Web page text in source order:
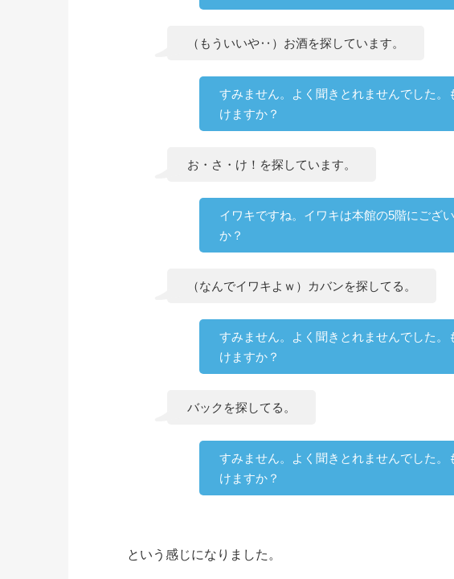
（もういいや‥）お酒を探しています。
すみません。よく聞きとれませんでした
けますか？
お・さ・け！を探しています。
イワキですね。イワキは本館の5階にござ
か？
（なんでイワキよｗ）カバンを探してる。
すみません。よく聞きとれませんでした
けますか？
バックを探してる。
すみません。よく聞きとれませんでした
けますか？
という感じになりました。